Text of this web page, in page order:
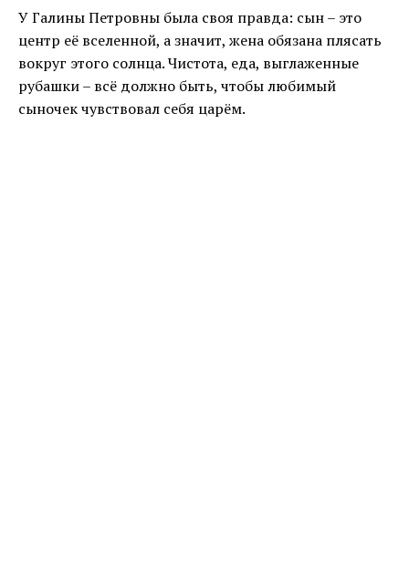
У Галины Петровны была своя правда: сын – это
центр её вселенной, а значит, жена обязана плясать
вокруг этого солнца. Чистота, еда, выглаженные
рубашки – всё должно быть, чтобы любимый
сыночек чувствовал себя царём.